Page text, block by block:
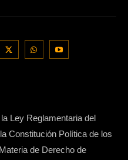
Ley Reglamentaria del
Constitución Política de los
de Derecho de